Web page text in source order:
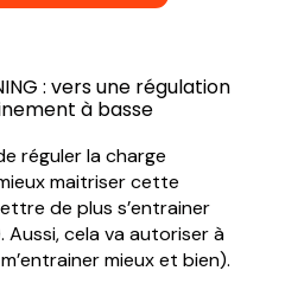
: vers une régulation
à basse
réguler la charge
maitriser cette
de plus s’entrainer
Aussi, cela va autoriser à
mieux et bien).